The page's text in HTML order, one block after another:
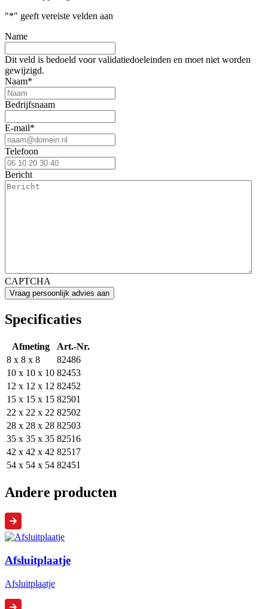
"*" geeft vereiste velden aan
Name
Dit veld is bedoeld voor validatiedoeleinden en moet niet worden
gewijzigd.
Naam*
Bedrijfsnaam
E-mail*
Telefoon
Bericht
CAPTCHA
Specificaties
Afmeting
Art.-Nr.
8 x 8 x 8
82486
10 x 10 x 10 82453
12 x 12 x 12 82452
15 x 15 x 15 82501
22 x 22 x 22 82502
28 x 28 x 28 82503
35 x 35 x 35 82516
42 x 42 x 42 82517
54 x 54 x 54 82451
Andere producten
Afsluitplaatje
Afsluitplaatje